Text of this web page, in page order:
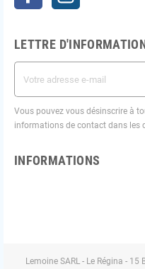
LETTRE
Vous pouvez vous désinscrire à
informations de contact dans les
INFORMATIONS
Lemoine SARL - Le Régina -